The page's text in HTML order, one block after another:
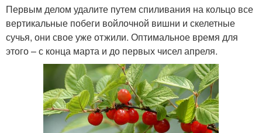
Первым делом удалите путем спиливания на кольцо все
вертикальные побеги войлочной вишни и скелетные
сучья, они свое уже отжили. Оптимальное время для
этого – с конца марта и до первых чисел апреля.